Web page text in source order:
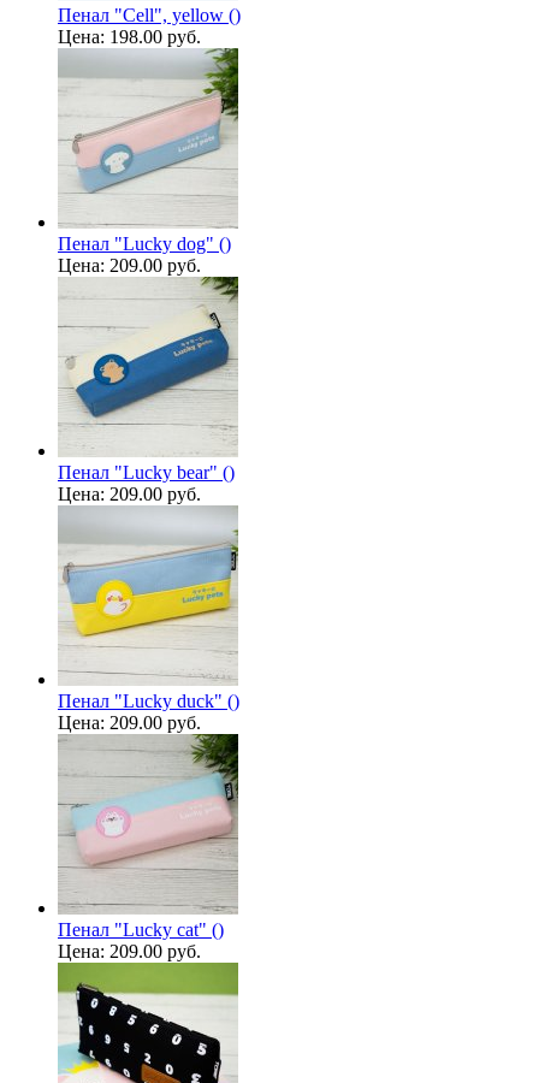
Пенал "Cell", yellow ()
Цена: 198.00 руб.
Пенал "Lucky dog" ()
Цена: 209.00 руб.
Пенал "Lucky bear" ()
Цена: 209.00 руб.
Пенал "Lucky duck" ()
Цена: 209.00 руб.
Пенал "Lucky cat" ()
Цена: 209.00 руб.